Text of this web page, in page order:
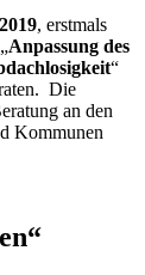
, erstmals
Anpassung des
“
Die
an den
Kommunen